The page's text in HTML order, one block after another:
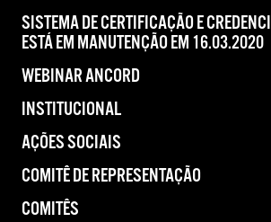
SISTEMA DE CERTIFICAÇÃO E
ESTÁ EM MANUTENÇÃO EM 16.03.2020
WEBINAR ANCORD
INSTITUCIONAL
AÇÕES SOCIAIS
COMITÊ DE REPRESENTAÇÃO
COMITÊS